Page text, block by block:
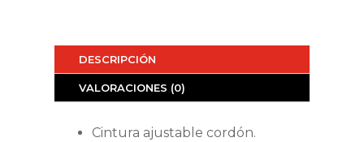
DESCRIPCIÓN
VALORACIONES (0)
Cintura ajustable cordón.